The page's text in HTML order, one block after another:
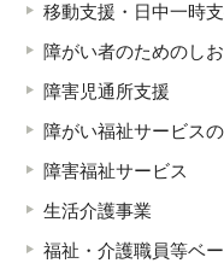
移動支援・日中一時
障がい者のためのし
障害児通所支援
障がい福祉サービス
障害福祉サービス
生活介護事業
福祉・介護職員等ベ